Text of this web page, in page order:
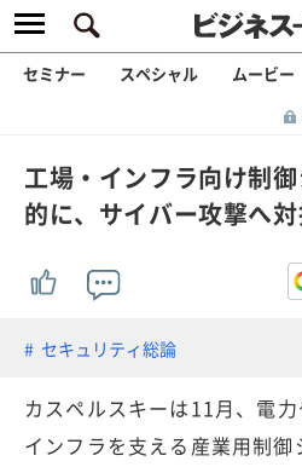
セミナー スペシャル ムービー
工場・インフラ向け制
的に、サイバー攻撃へ
セキュリティ総論
カスペルスキーは11月、電
インフラを支える産業用制